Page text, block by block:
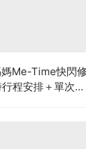
媽Me-Time快閃修
程安排＋單次收